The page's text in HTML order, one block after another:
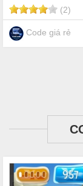
(2)
Code giá rẻ